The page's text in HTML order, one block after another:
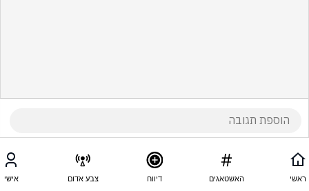
ראשי האשטאגים דיווח צבע אדום אישי